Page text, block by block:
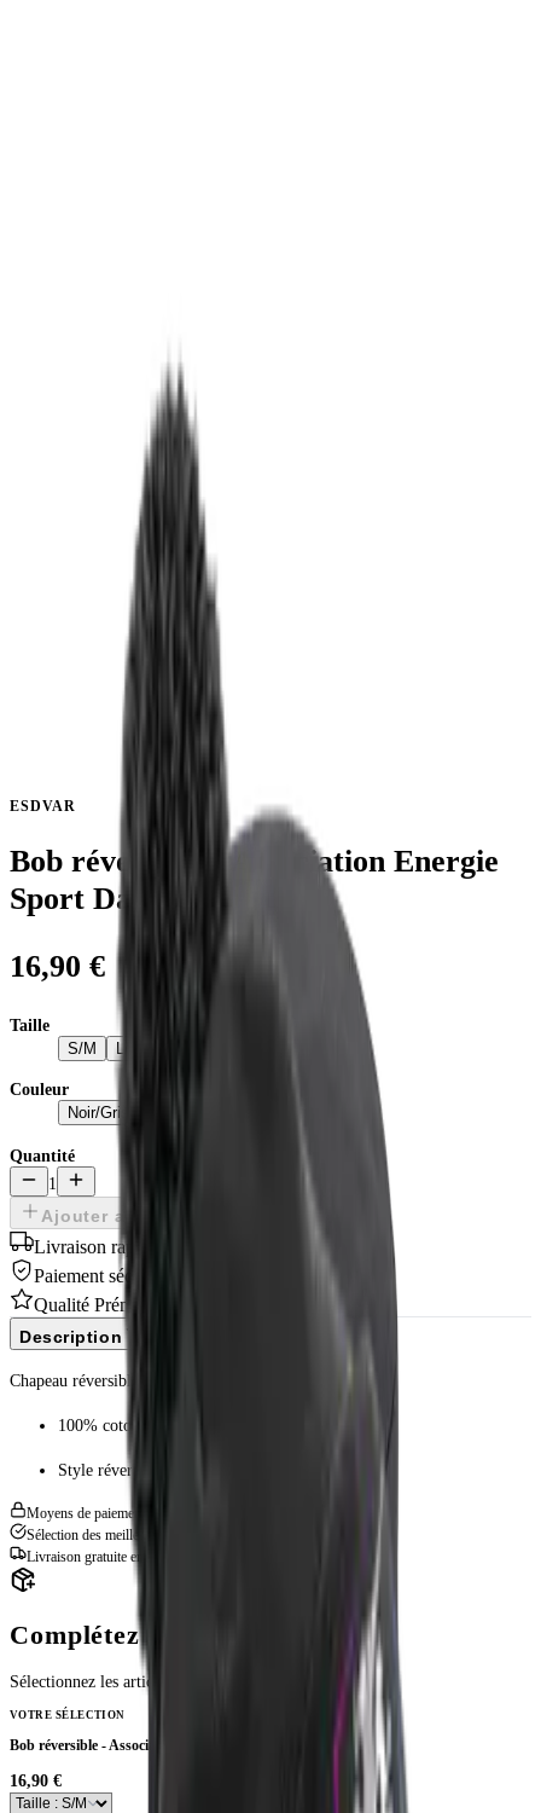
ESDVAR
Bob réversible - Association Energie
Sport Danse
16,90 €
Taille
S/M
L/XL
Couleur
Noir/Gris
Quantité
1
Ajouter au panier
Livraison rapide
Paiement sécurisé
Qualité Prémium
Description
Chapeau réversible BEECHFIELD.
100% coton (twill)
Style réversible étiquette adhésive détachable
Moyens de paiement sécurisés
Sélection des meilleurs produits textiles
Livraison gratuite en point relais à partir de 79€
Complétez votre look
Sélectionnez les articles à ajouter avec votre produit
VOTRE SÉLECTION
Bob réversible - Association Energie Sport Danse
16,90 €